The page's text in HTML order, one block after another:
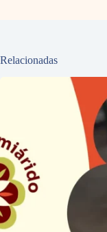
Relacionadas